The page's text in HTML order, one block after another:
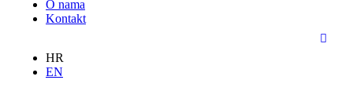
O nama
Kontakt
HR
EN